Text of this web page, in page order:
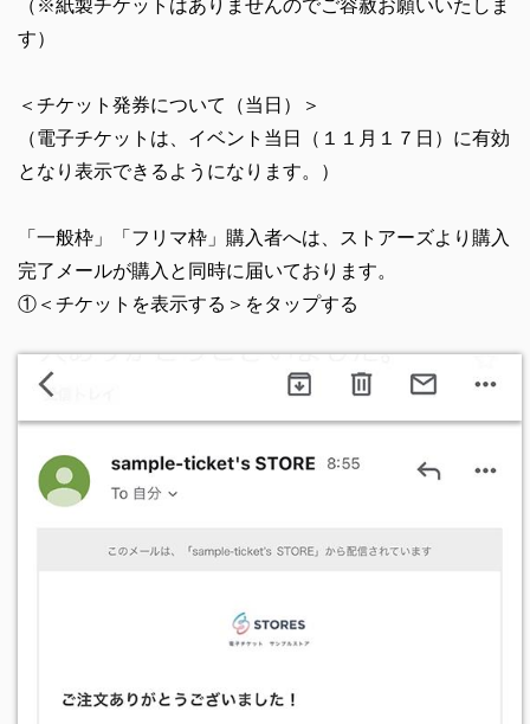
（※紙製チケットはありませんのでご容赦お願いいたしま
す）
＜チケット発券について（当日）＞
（電子チケットは、イベント当日（１１月１７日）に有効
となり表示できるようになります。）
「一般枠」「フリマ枠」購入者へは、ストアーズより購入
完了メールが購入と同時に届いております。
①＜チケットを表示する＞をタップする